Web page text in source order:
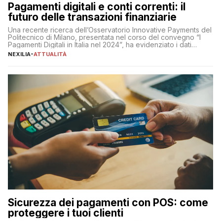
Pagamenti digitali e conti correnti: il
futuro delle transazioni finanziarie
Una recente ricerca dell’Osservatorio Innovative Payments del
Politecnico di Milano, presentata nel corso del convegno “I
Pagamenti Digitali in Italia nel 2024”, ha evidenziato i dati
definitivi del primo semestre 2024 relativamente alle
NEXILIA-ATTUALITÀ
Sicurezza dei pagamenti con POS: come
proteggere i tuoi clienti